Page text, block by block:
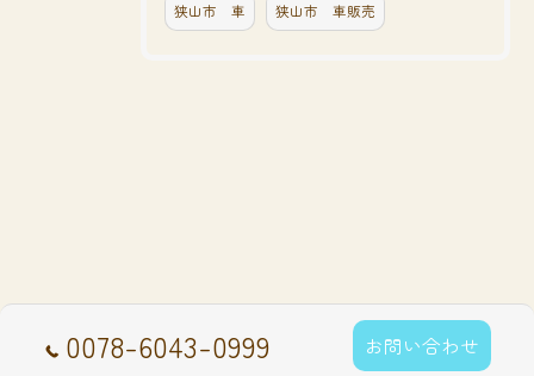
狭山市 車 狭山市 車販売
0078-6043-0999 お問い合わせ